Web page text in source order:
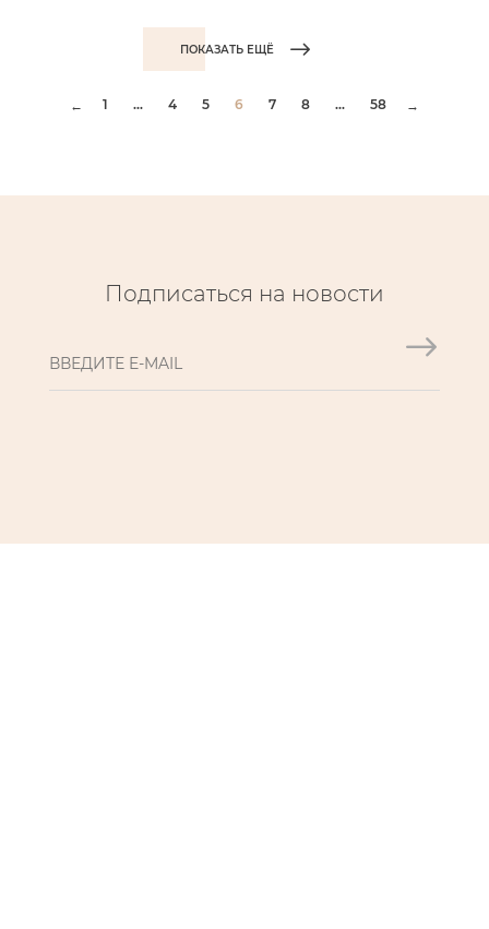
ПОКАЗАТЬ ЕЩЁ
← 1 ... 4 5 6 7 8 ... 58 →
Подписаться на новости